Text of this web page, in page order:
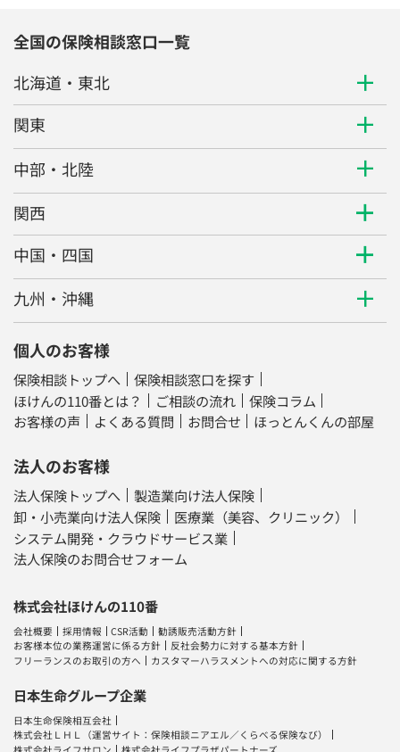
全国の保険相談窓口一覧
北海道・東北
関東
中部・北陸
関西
中国・四国
九州・沖縄
個人のお客様
保険相談トップへ
保険相談窓口を探す
ほけんの110番とは？
ご相談の流れ
保険コラム
お客様の声
よくある質問 お問合せ ほっとんくんの部屋
法人のお客様
法人保険トップへ
製造業向け法人保険
卸・小売業向け法人保険
医療業（美容、クリニック）
システム開発・クラウドサービス業
法人保険のお問合せフォーム
株式会社ほけんの110番
会社概要 採用情報 CSR活動
勧誘販売活動方針
お客様本位の業務運営に係る方針
反社会勢力に対する基本方針
フリーランスのお取引の方へ
カスタマーハラスメントへの対応に関する方針
日本生命グループ企業
日本生命保険相互会社
株式会社ＬＨＬ （運営サイト：保険相談ニアエル／ くらべる保険なび）